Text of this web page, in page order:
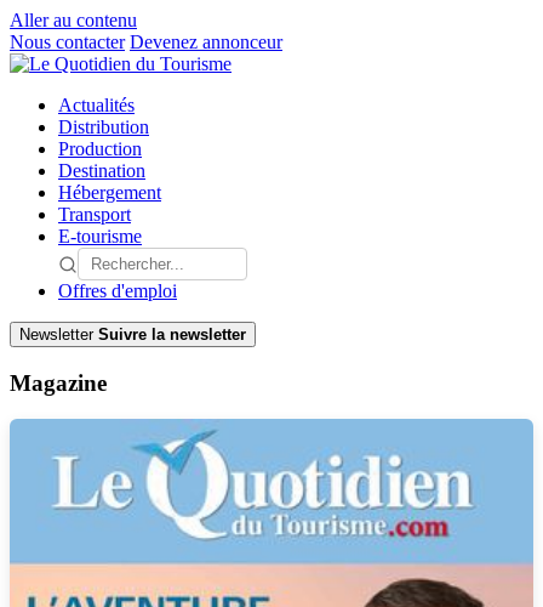
Aller au contenu
Nous contacter Devenez annonceur
Actualités
Distribution
Production
Destination
Hébergement
Transport
E-tourisme
Offres d'emploi
Newsletter Suivre la newsletter
Magazine